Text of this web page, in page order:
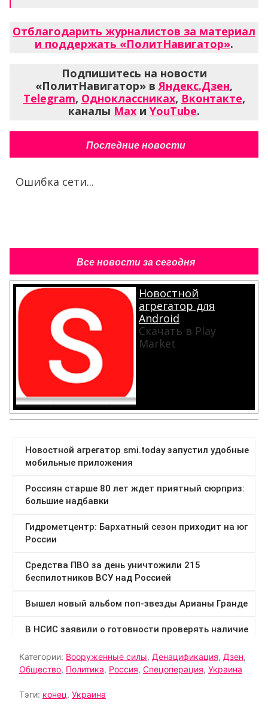
Отблагодарить журналистов за материал
и поддержать «ПолитНавигатор».
Подпишитесь на новости
«ПолитНавигатор» вЯндекс.Дзен,
Telegram, Одноклассниках, Вконтакте,
каналы Max и YouTube.
Последние новости
Ошибка сети...
Все новости за сегодня
Новостной
агрегатор для
Android
Скачать в Play
Market
Категории: Вооруженные силы, Денацификация, Дзен,
Общество, Политика, Россия, Спецоперация, Украина
Тэги: конец, Украина